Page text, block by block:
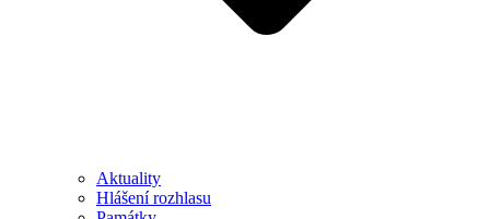
Aktuality
Hlášení rozhlasu